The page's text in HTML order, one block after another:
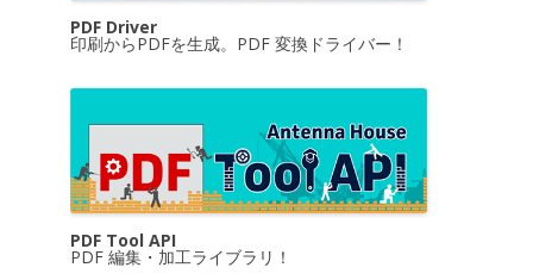
PDF Driver
印刷からPDFを生成。PDF 変換ドライバー！
PDF Tool API
PDF 編集・加工ライブラリ！